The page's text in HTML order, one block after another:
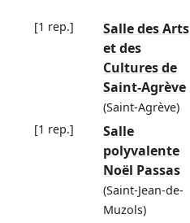
[1 rep.]
Salle des Arts
et des
Cultures de
Saint-Agrève
(Saint-Agrève)
[1 rep.]
Salle
polyvalente
Noël Passas
(Saint-Jean-de-
Muzols)